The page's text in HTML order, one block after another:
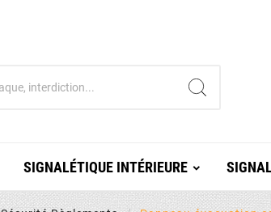
SIGNALÉTIQUE INTÉRIEURE